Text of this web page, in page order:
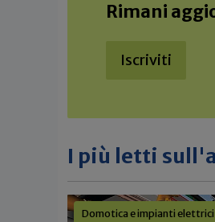
Rimani
Iscriviti
I più letti
Domotica e impianti elettrici